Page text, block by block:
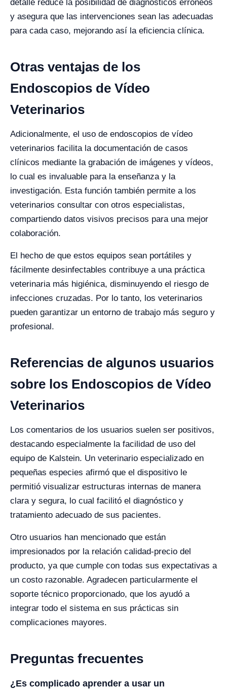
detalle reduce la posibilidad de diagnósticos erróneos
y asegura que las intervenciones sean las adecuadas
para cada caso, mejorando así la eficiencia clínica.
Otras ventajas de los
Endoscopios de Vídeo
Veterinarios
Adicionalmente, el uso de endoscopios de vídeo
veterinarios facilita la documentación de casos
clínicos mediante la grabación de imágenes y vídeos,
lo cual es invaluable para la enseñanza y la
investigación. Esta función también permite a los
veterinarios consultar con otros especialistas,
compartiendo datos visivos precisos para una mejor
colaboración.
El hecho de que estos equipos sean portátiles y
fácilmente desinfectables contribuye a una práctica
veterinaria más higiénica, disminuyendo el riesgo de
infecciones cruzadas. Por lo tanto, los veterinarios
pueden garantizar un entorno de trabajo más seguro y
profesional.
Referencias de algunos usuarios
sobre los Endoscopios de Vídeo
Veterinarios
Los comentarios de los usuarios suelen ser positivos,
destacando especialmente la facilidad de uso del
equipo de Kalstein. Un veterinario especializado en
pequeñas especies afirmó que el dispositivo le
permitió visualizar estructuras internas de manera
clara y segura, lo cual facilitó el diagnóstico y
tratamiento adecuado de sus pacientes.
Otro usuarios han mencionado que están
impresionados por la relación calidad-precio del
producto, ya que cumple con todas sus expectativas a
un costo razonable. Agradecen particularmente el
soporte técnico proporcionado, que los ayudó a
integrar todo el sistema en sus prácticas sin
complicaciones mayores.
Preguntas frecuentes
¿Es complicado aprender a usar un